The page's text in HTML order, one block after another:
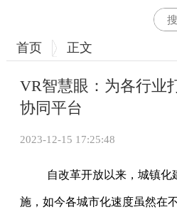
首页 正文
VR智慧眼：为各行业
协同平台
2023-12-15 17:25:48
自改革开放以来，城镇
施，如今各城市化速度虽然在